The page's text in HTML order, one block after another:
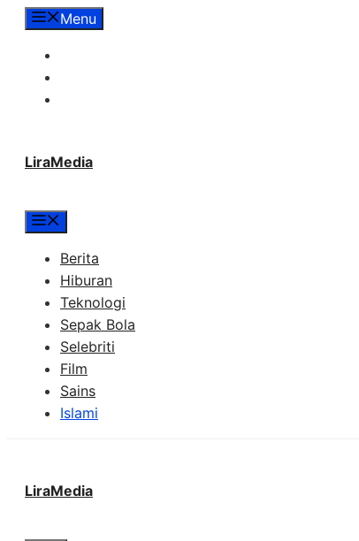
LangsungMenu
LiraMedia
Berita
Hiburan
Teknologi
Sepak Bola
Selebriti
Film
Sains
Islami
LiraMedia